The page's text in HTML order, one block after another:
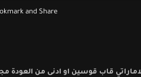
قاب قوسين او ادنى من العودة